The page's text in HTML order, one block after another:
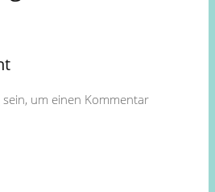
sein, um einen Kommentar